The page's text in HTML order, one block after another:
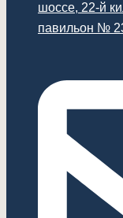
шоссе, 22-й
павильон №